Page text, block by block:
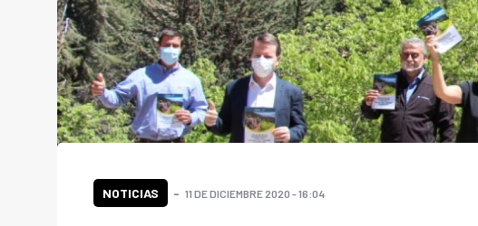
NOTICIAS 11 DE DICIEMBRE 2020 - 16:04